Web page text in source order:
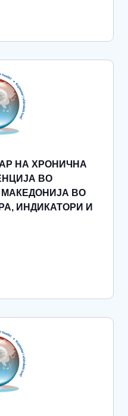
НА ХРОНИЧНА
ВО
ВО
ИНДИКАТОРИ И